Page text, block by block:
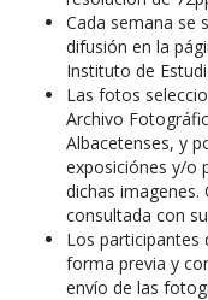
Cada semana se
difusión en la
Instituto de
Las fotos
Archivo
Albacetenses, y
exposiciónes y/o
dichas imagenes.
consultada con
Los participantes
forma previa y
envío de las